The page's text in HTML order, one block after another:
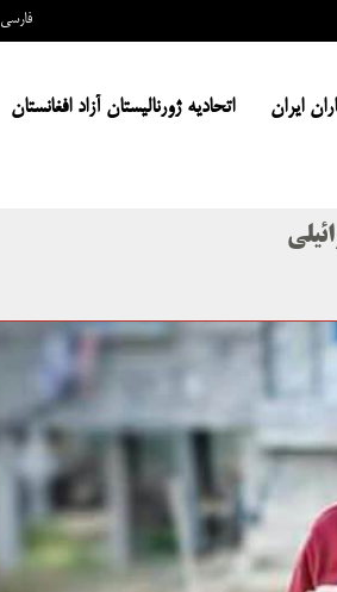
فارسی
ایران اتحادیه ژورنالیستان آزاد افغانستان